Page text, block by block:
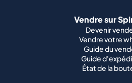
Vendre sur
Devenir
Vendre votre
Guide du
Guide
État de la